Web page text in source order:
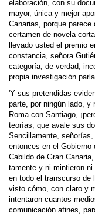
elaboración, con su
mayor, única y mejor
Canarias, porque
certamen de novela
llevado usted el premio
constancia, señora
categoría, de verdad,
propia investigación
'Y sus pretendidas
parte, por ningún lado, y
Roma con Santiago,
teorías, que avale sus
Sencillamente,
entonces en el Gobierno
Cabildo de Gran
tamente y ni mintieron ni
en todo el transcurso de
visto cómo, con claro y
intentaron cuantos
comunicación afines,